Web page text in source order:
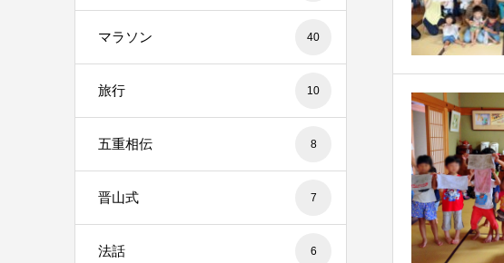
マラソン 40
旅行 10
五重相伝 8
晋山式 7
法話 6